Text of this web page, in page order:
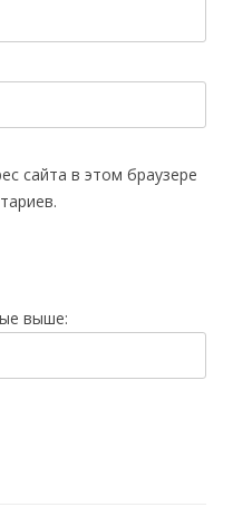
сайта в этом браузере
выше: